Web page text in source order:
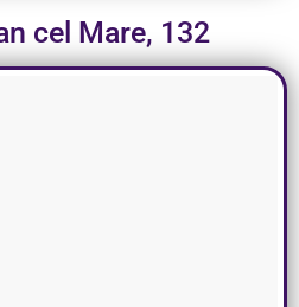
cel Mare, 132